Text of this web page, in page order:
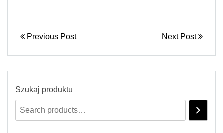
Previous Post Next Post
Szukaj produktu